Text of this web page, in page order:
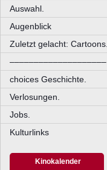
Auswahl.
Augenblick
Zuletzt gelacht: Cartoons.
––––––––––––––––––––
choices Geschichte.
Verlosungen.
Jobs.
Kulturlinks
Kinokalender